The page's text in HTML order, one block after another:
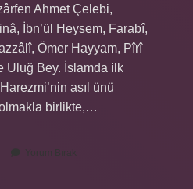
Ahmet Çelebi,
İbn’ül Heysem, Farabî,
Ömer Hayyam, Pîrî
Uluğ Bey. İslamda ilk
asıl ünü
birlikte,…
Yorum Bırak